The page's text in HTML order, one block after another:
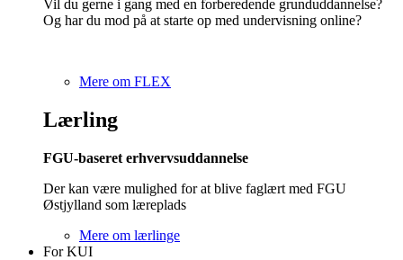
Vil du gerne i gang med en forberedende grunduddannelse?
Og har du mod på at starte op med undervisning online?
Mere om FLEX
Lærling
FGU-baseret erhvervsuddannelse
Der kan være mulighed for at blive faglært med FGU
Østjylland som læreplads
Mere om lærlinge
For KUI